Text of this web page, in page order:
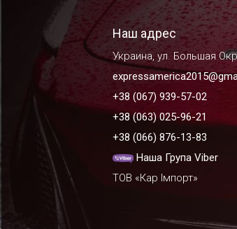
Наш адрес
Украина, ул. Большая
+38 (067) 939-57-02
+38 (063) 025-96-21
+38 (066) 876-13-83
Наша Група Viber
ТОВ «Кар Імпорт»